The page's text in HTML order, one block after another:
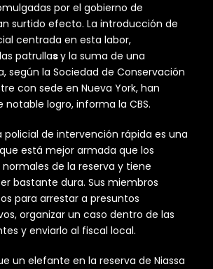
por el gobierno de
surtido efecto. La introducción de
centrada en esta labor,
patrullasy la suma de una
según la Sociedad de Conservación
con sede en Nueva York, han
notable logro, informa la CBS.
policial de intervención rápida es una
está mejor armada que los
de la reserva y tiene
bastante dura. Sus miembros
para arrestar a presuntos
organizar un caso dentro de las
y enviarlo al fiscal local.
un elefante en la reserva de Niassa